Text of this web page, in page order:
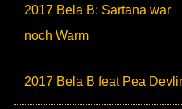
2017 Bela B: Sartana war
noch Warm
2017 Bela B feat Pea